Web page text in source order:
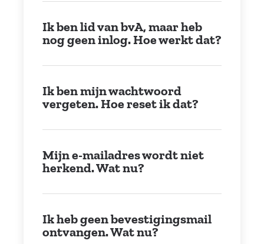
Ik ben lid van bvA, maar heb
nog geen inlog. Hoe werkt dat?
Ik ben mijn wachtwoord
vergeten. Hoe reset ik dat?
Mijn e-mailadres wordt niet
herkend. Wat nu?
Ik heb geen bevestigingsmail
ontvangen. Wat nu?